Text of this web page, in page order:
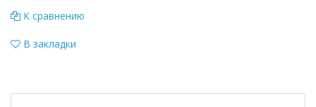
К сравнению
В закладки